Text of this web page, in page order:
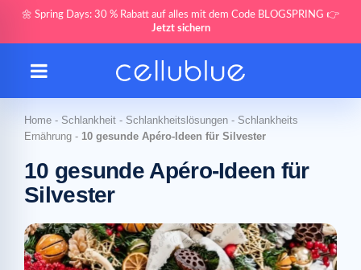
🌼 Spring Days: 30 % Rabatt auf alles mit dem Code BLOGSPRING 👉
Jetzt sichern
Home - Schlankheit - Schlankheitslösungen - Schlankheits
Ernährung - 10 gesunde Apéro-Ideen für Silvester
10 gesunde Apéro-Ideen für
Silvester